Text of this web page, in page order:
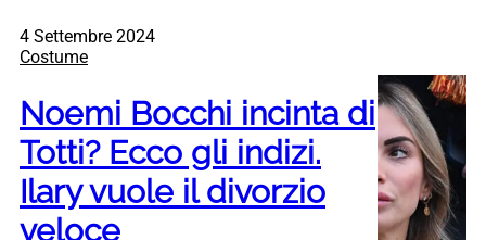
4 Settembre 2024
Costume
Noemi Bocchi incinta di
Totti? Ecco gli indizi.
Ilary vuole il divorzio
veloce